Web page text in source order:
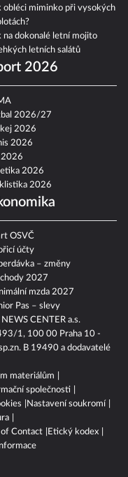
CENTER a.s.
1, 100 00 Praha 10 -
B 19490 a dodavatelé
materiálům
společnosti
Nastavení soukromí
Contact
Etický kodex
obléci miminko při vysokých
na dokonalé letní mojito
letních salátů
2026
2026/27
2026
2026
2026
2026
2026
OSVČ
účty
– změny
2027
mzda 2027
Pas – slevy